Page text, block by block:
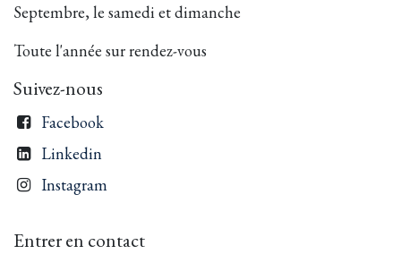
Septembre, le samedi et dimanche
Toute l'année sur rendez-vous
Suivez-nous
Facebook
Linkedin
Instagram
Entrer en contact